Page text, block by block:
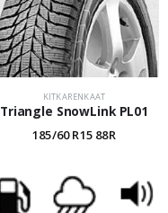
KITKARENKAAT
Triangle SnowLink PL01
185/60 R15 88R